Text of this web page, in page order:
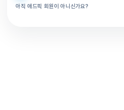
아직 애드픽 회원이 아니신가요?